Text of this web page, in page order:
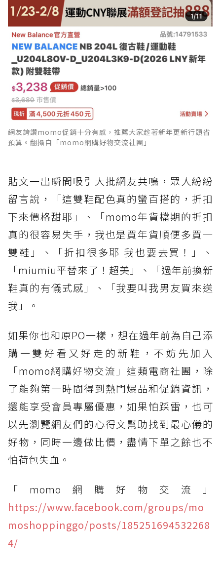
網友誇讚momo促銷十分有感，推薦大家趁著新年更新行頭省
預算。翻攝自「momo網購好物交流社團」
貼文一出瞬間吸引大批網友共鳴，眾人紛紛
留言說，「這雙鞋配色真的蠻百搭的，折扣
下來價格甜耶」、「momo年貨檔期的折扣
真的很容易失手，我也是買年貨順便多買一
雙鞋」、「折扣很多耶 我也要去買！」、
「miumiu平替來了！超美」、「過年前換新
鞋真的有儀式感」、「我要叫我男友買來送
我」。
如果你也和原PO一樣，想在過年前為自己添
購一雙好看又好走的新鞋，不妨先加入
「momo網購好物交流」這類電商社團，除
了能夠第一時間得到熱門爆品和促銷資訊，
還能享受會員專屬優惠，如果怕踩雷，也可
以先瀏覽網友們的心得文幫助找到最心儀的
好物，同時一邊做比價，盡情下單之餘也不
怕荷包失血。
「momo網購好物交流」
https://www.facebook.com/groups/mo
moshoppinggo/posts/185251694532268
4/